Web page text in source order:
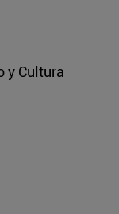
y Cultura